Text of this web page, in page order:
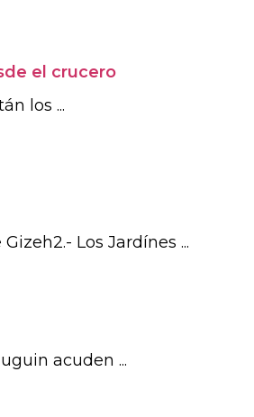
el crucero
los ...
Los Jardínes ...
acuden ...